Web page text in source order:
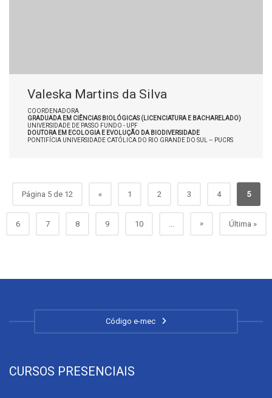
Valeska Martins da Silva
COORDENADORA
GRADUADA EM CIÊNCIAS BIOLÓGICAS (LICENCIATURA E BACHARELADO)
UNIVERSIDADE DE PASSO FUNDO - UPF
DOUTORA EM ECOLOGIA E EVOLUÇÃO DA BIODIVERSIDADE
PONTIFÍCIA UNIVERSIDADE CATÓLICA DO RIO GRANDE DO SUL – PUCRS
Página 5 de 12 « 1 2 3 4 5
6 7 8 9 10 ... » Última »
Código e-mec
CURSOS PRESENCIAIS